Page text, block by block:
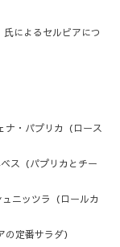
によるセルビアにつ
・パプリカ（ロース
ス（パプリカとチー
ニッツラ（ロールカ
定番サラダ）